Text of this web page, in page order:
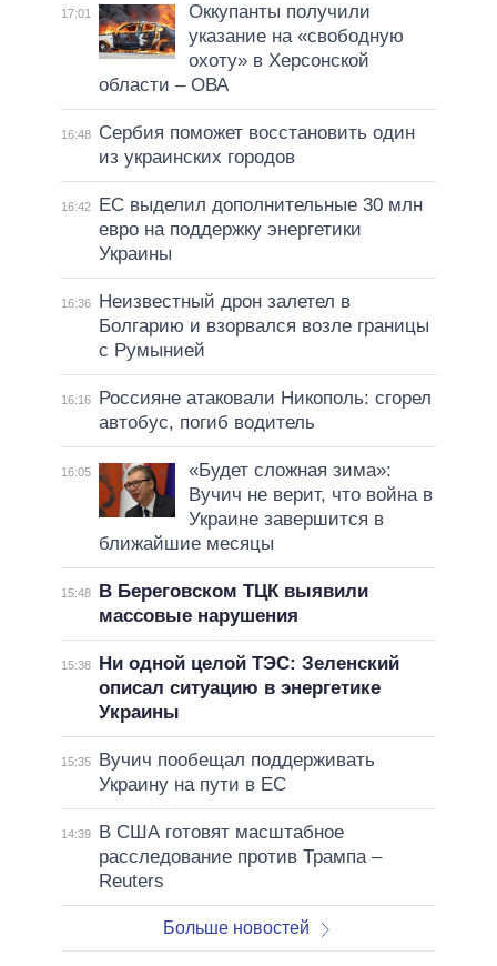
17:01
Оккупанты получили
указание на «свободную
охоту» в Херсонской
области – ОВА
16:48
Сербия поможет восстановить один
из украинских городов
16:42
ЕС выделил дополнительные 30 млн
евро на поддержку энергетики
Украины
16:36
Неизвестный дрон залетел в
Болгарию и взорвался возле границы
с Румынией
16:16
Россияне атаковали Никополь: сгорел
автобус, погиб водитель
16:05
«Будет сложная зима»:
Вучич не верит, что война в
Украине завершится в
ближайшие месяцы
15:48
В Береговском ТЦК выявили
массовые нарушения
15:38
Ни одной целой ТЭС: Зеленский
описал ситуацию в энергетике
Украины
15:35
Вучич пообещал поддерживать
Украину на пути в ЕС
14:39
В США готовят масштабное
расследование против Трампа –
Reuters
Больше новостей